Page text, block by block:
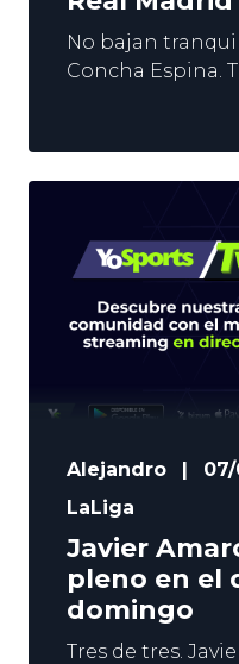
No bajan
Concha Espina.
martes en
juega sin red.
obligados a
encuentros si
de título. Este
Mendizorroza.
Alavés vs Real
Alejandro |
LaLiga
Javier
pleno en el
domingo
Tres de tres.